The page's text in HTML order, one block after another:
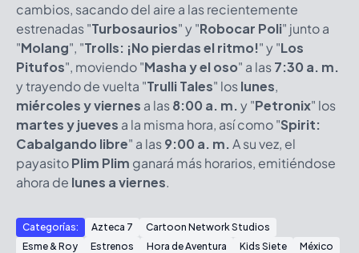
cambios, sacando del aire a las recientemente
estrenadas "Turbosaurios" y "Robocar Poli" junto a
"Molang", "Trolls: ¡No pierdas el ritmo!" y "Los
Pitufos", moviendo "Masha y el oso" a las7:30 a. m.
y trayendo de vuelta "Trulli Tales" loslunes,
miércoles y viernes a las8:00 a. m.y "Petronix" los
martes y jueves a la misma hora, así como "Spirit:
Cabalgando libre" a las9:00 a. m.A su vez, el
payasitoPlim Plim ganará más horarios, emitiéndose
ahora de lunes a viernes.
Categorías: Azteca 7
Cartoon Network Studios
Esme & Roy
Estrenos Hora de Aventura Kids Siete
México